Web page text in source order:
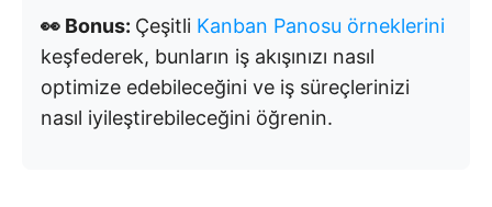
👀 Bonus: Çeşitli Kanban Panosu örneklerini
keşfederek, bunların iş akışınızı nasıl
optimize edebileceğini ve iş süreçlerinizi
nasıl iyileştirebileceğini öğrenin.